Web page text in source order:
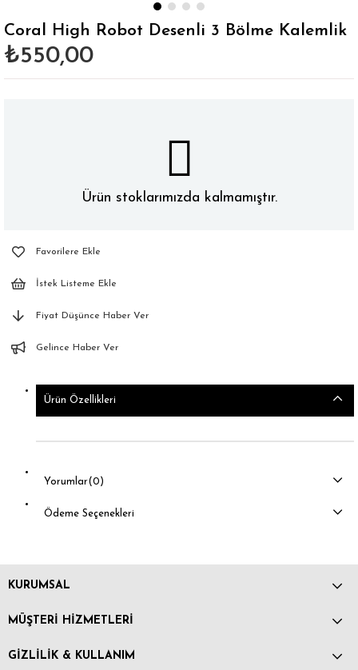
Coral High Robot Desenli 3 Bölme Kalemlik
₺550,00
Ürün stoklarımızda kalmamıştır.
Favorilere Ekle
İstek Listeme Ekle
Fiyat Düşünce Haber Ver
Gelince Haber Ver
Ürün Özellikleri
Yorumlar(0)
Ödeme Seçenekleri
KURUMSAL
MÜŞTERİ HİZMETLERİ
GİZLİLİK & KULLANIM